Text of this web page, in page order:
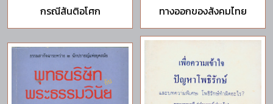
กรณีสันติอโศก ทางออกของสังคมไทย